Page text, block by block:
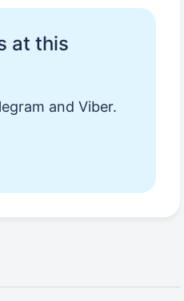
at this
and Viber.